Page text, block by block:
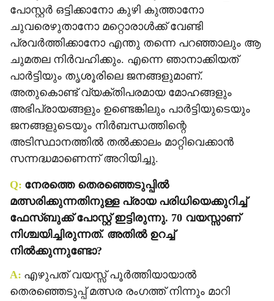
പോസ്റ്റര്‍ ഒട്ടിക്കാനോ കുഴി കുത്താനോ
ചുവരെഴുതാനോ മറ്റൊരാള്‍ക്ക് വേണ്ടി
പ്രവര്‍ത്തിക്കാനോ എന്തു തന്നെ പറഞ്ഞാലും ആ
ചുമതല നിര്‍വഹിക്കും. എന്നെ ഞാനാക്കിയത്
പാര്‍ട്ടിയും തൃശൂരിലെ ജനങ്ങളുമാണ്.
അതുകൊണ്ട് വ്യക്തിപരമായ മോഹങ്ങളും
അഭിപ്രായങ്ങളും ഉണ്ടെങ്കിലും പാര്‍ട്ടിയുടെയും
ജനങ്ങളുടെയും നിര്‍ബന്ധത്തിന്റെ
അടിസ്ഥാനത്തില്‍ തല്‍ക്കാലം മാറ്റിവെക്കാന്‍
സന്നദ്ധമാണെന്ന് അറിയിച്ചു.
Q: നേരത്തെ തെരഞ്ഞെടുപ്പില്‍
മത്സരിക്കുന്നതിനുള്ള പ്രായ പരിധിയെക്കുറിച്ച്
ഫേസ്ബുക്ക് പോസ്റ്റ് ഇട്ടിരുന്നു. 70 വയസ്സാണ്
നിശ്ചയിച്ചിരുന്നത്. അതില്‍ ഉറച്ച്
നില്‍ക്കുന്നുണ്ടോ?
A: എഴുപത് വയസ്സ് പൂര്‍ത്തിയായാല്‍
തെരഞ്ഞെടുപ്പ് മത്സര രംഗത്ത് നിന്നും മാറി